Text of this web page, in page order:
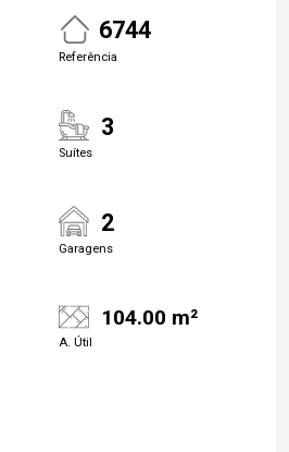
6744
Referência
3
Suítes
2
Garagens
104.00 m²
A. Útil